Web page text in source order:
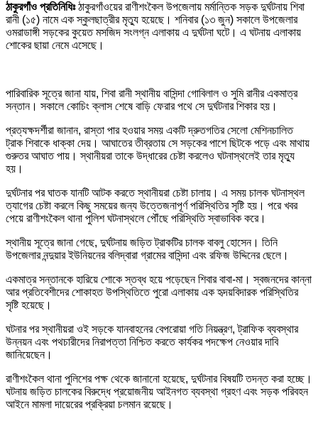
ঠাকুরগাঁও প্রতিনিধিঃঠাকুরগাঁওয়ের রাণীশংকৈল উপজেলায় মর্মান্তিক সড়ক দুর্ঘটনায় শিবা
রানী (১৫) নামে এক স্কুলছাত্রীর মৃত্যু হয়েছে। শনিবার (১৩ জুন) সকালে উপজেলার
ওমরাডাঙ্গী সড়কের কুয়েত মসজিদ সংলগ্ন এলাকায় এ দুর্ঘটনা ঘটে। এ ঘটনায় এলাকায়
শোকের ছায়া নেমে এসেছে।
পারিবারিক সূত্রে জানা যায়, শিবা রানী স্থানীয় বাসিন্দা গোবিলাল ও সুমি রানীর একমাত্র
সন্তান। সকালে কোচিং ক্লাস শেষে বাড়ি ফেরার পথে সে দুর্ঘটনার শিকার হয়।
প্রত্যক্ষদর্শীরা জানান, রাস্তা পার হওয়ার সময় একটি দ্রুতগতির সেলো মেশিনচালিত
ট্রাক শিবাকে ধাক্কা দেয়। আঘাতের তীব্রতায় সে সড়কের পাশে ছিটকে পড়ে এবং মাথায়
গুরুতর আঘাত পায়। স্থানীয়রা তাকে উদ্ধারের চেষ্টা করলেও ঘটনাস্থলেই তার মৃত্যু
হয়।
দুর্ঘটনার পর ঘাতক যানটি আটক করতে স্থানীয়রা চেষ্টা চালায়। এ সময় চালক ঘটনাস্থল
ত্যাগের চেষ্টা করলে কিছু সময়ের জন্য উত্তেজনাপূর্ণ পরিস্থিতির সৃষ্টি হয়। পরে খবর
পেয়ে রাণীশংকৈল থানা পুলিশ ঘটনাস্থলে পৌঁছে পরিস্থিতি স্বাভাবিক করে।
স্থানীয় সূত্রে জানা গেছে, দুর্ঘটনায় জড়িত ট্রাকটির চালক বাবলু হোসেন। তিনি
উপজেলার নন্দুয়ার ইউনিয়নের বলিদ্বারা গ্রামের বাসিন্দা এবং রফিজ উদ্দিনের ছেলে।
একমাত্র সন্তানকে হারিয়ে শোকে স্তব্ধ হয়ে পড়েছেন শিবার বাবা-মা। স্বজনদের কান্না
আর প্রতিবেশীদের শোকাহত উপস্থিতিতে পুরো এলাকায় এক হৃদয়বিদারক পরিস্থিতির
সৃষ্টি হয়েছে।
ঘটনার পর স্থানীয়রা ওই সড়কে যানবাহনের বেপরোয়া গতি নিয়ন্ত্রণ, ট্রাফিক ব্যবস্থার
উন্নয়ন এবং পথচারীদের নিরাপত্তা নিশ্চিত করতে কার্যকর পদক্ষেপ নেওয়ার দাবি
জানিয়েছেন।
রাণীশংকৈল থানা পুলিশের পক্ষ থেকে জানানো হয়েছে, দুর্ঘটনার বিষয়টি তদন্ত করা হচ্ছে।
ঘটনায় জড়িত চালকের বিরুদ্ধে প্রয়োজনীয় আইনগত ব্যবস্থা গ্রহণ এবং সড়ক পরিবহন
আইনে মামলা দায়েরের প্রক্রিয়া চলমান রয়েছে।